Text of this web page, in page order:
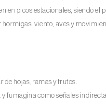
en picos estacionales, siendo
viento, aves y
de hojas, ramas y frutos.
fumagina como señales